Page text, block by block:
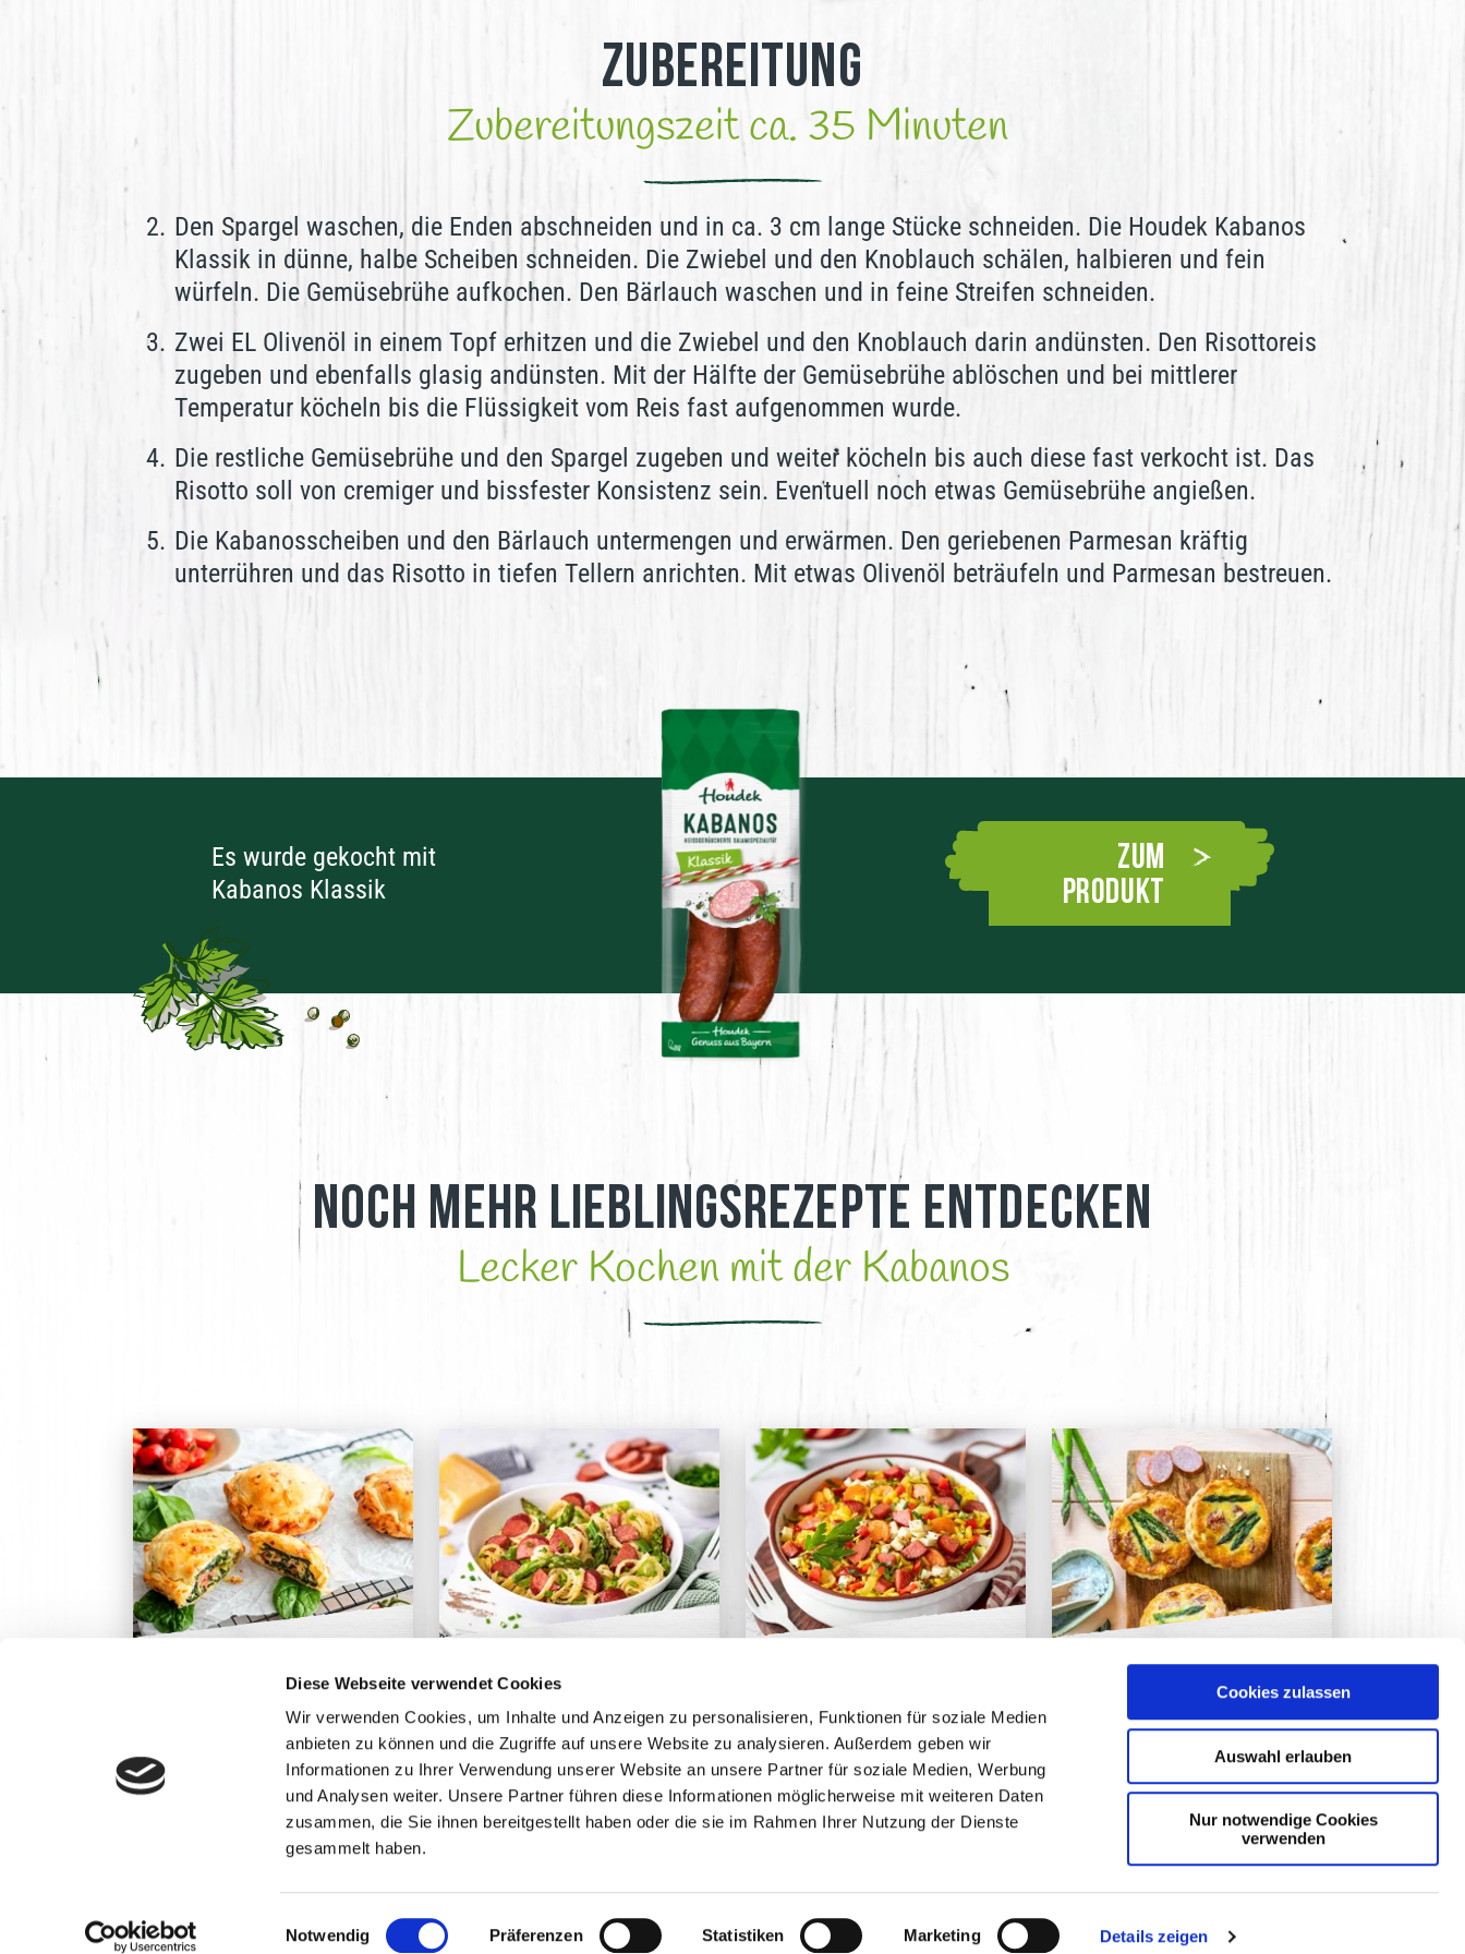
Diese Webseite verwendet Cookies
Wir verwenden Cookies, um Inhalte und Anzeigen zu personalisieren, Funktionen für soziale Medien
anbieten zu können und die Zugriffe auf unsere Website zu analysieren. Außerdem geben wir
Informationen zu Ihrer Verwendung unserer Website an unsere Partner für soziale Medien, Werbung
und Analysen weiter. Unsere Partner führen diese Informationen möglicherweise mit weiteren Daten
zusammen, die Sie ihnen bereitgestellt haben oder die sie im Rahmen Ihrer Nutzung der Dienste
gesammelt haben.
Einwilligungsauswahl
Notwendig Präferenzen Statistiken Marketing Details zeigen
Cookies zulassen
Auswahl erlauben
Nur notwendige Cookies
verwenden
Zubereitung
Zubereitungszeit ca. 35 Minuten
Den Spargel waschen, die Enden abschneiden und in ca. 3 cm lange Stücke schneiden. Die Houdek Kabanos
Klassik in dünne, halbe Scheiben schneiden. Die Zwiebel und den Knoblauch schälen, halbieren und fein
würfeln. Die Gemüsebrühe aufkochen. Den Bärlauch waschen und in feine Streifen schneiden.
Zwei EL Olivenöl in einem Topf erhitzen und die Zwiebel und den Knoblauch darin andünsten. Den Risottoreis
zugeben und ebenfalls glasig andünsten. Mit der Hälfte der Gemüsebrühe ablöschen und bei mittlerer
Temperatur köcheln bis die Flüssigkeit vom Reis fast aufgenommen wurde.
Die restliche Gemüsebrühe und den Spargel zugeben und weiter köcheln bis auch diese fast verkocht ist. Das
Risotto soll von cremiger und bissfester Konsistenz sein. Eventuell noch etwas Gemüsebrühe angießen.
Die Kabanosscheiben und den Bärlauch untermengen und erwärmen. Den geriebenen Parmesan kräftig
unterrühren und das Risotto in tiefen Tellern anrichten. Mit etwas Olivenöl beträufeln und Parmesan bestreuen.
Es wurde gekocht mit
Kabanos Klassik
Zum
Produkt
Noch mehr Lieblingsrezepte entdecken
Lecker Kochen mit der Kabanos
Spargel Carbonara
Impressum Datenschutz Rechtliches & Co. kontakt